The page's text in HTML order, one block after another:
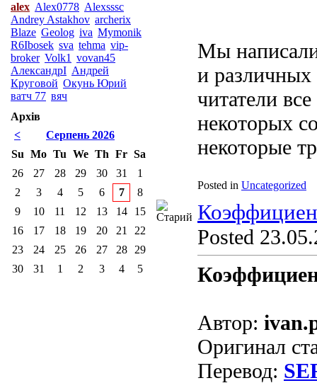
Мы написали
и
читатели
некоторых
некоторые
Posted in Uncategorized
Posted
Автор:
Оригинал
Перевод:
alex Alex0778 Alexsssc
Andrey Astakhov archerix
Blaze Geolog iva Mymonik
R6Ibosek sva tehma vip-
broker Volk1 vovan45
АлександрI Андрей
Круговой Окунь Юрий
ватч 77 вяч
Архів
<
Серпень 2026
Su Mo Tu We Th Fr Sa
26
27 28 29 30 31
1
2
3 4 5 6 7
8
9
10 11 12 13 14
15
16
17 18 19 20 21
22
23
24 25 26 27 28
29
30
31 1 2 3 4 5